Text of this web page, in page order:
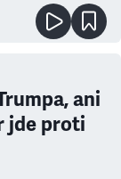
ani
jde proti